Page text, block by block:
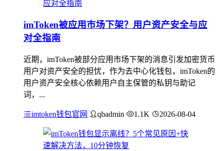
imToken被应用市场下架？用户资产安全与应
对全指南
近期，imToken被部分应用市场下架的消息引发加密货币
用户对资产安全的担忧，作为去中心化钱包，imToken的
用户资产安全核心依赖用户自主保管的私钥与助记
词，...
imtoken钱包官网 qbadmin 1.1K 2026-08-04